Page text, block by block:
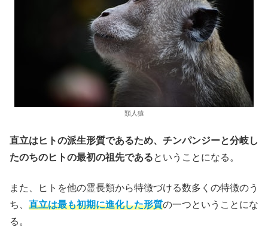
類人猿
直立はヒトの派生形質であるため、チンパンジーと分岐し
たのちのヒトの最初の祖先であるということになる。
また、ヒトを他の霊長類から特徴づける数多くの特徴のう
ち、 直立は最も初期に進化した形質の一つということにな
る。